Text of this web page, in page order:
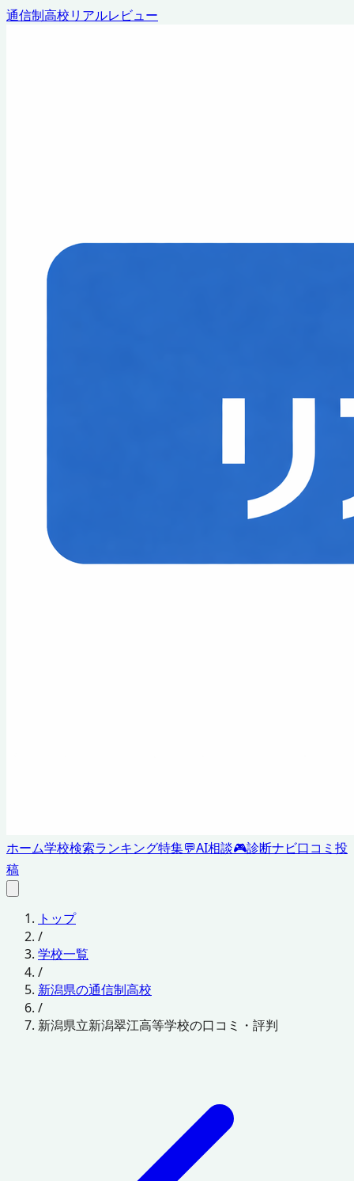
通信制高校リアルレビュー
ホーム学校検索ランキング特集💬AI相談🎮診断ナビ口コミ投
稿
トップ
/
学校一覧
/
新潟県の通信制高校
/
新潟県立新潟翠江高等学校の口コミ・評判